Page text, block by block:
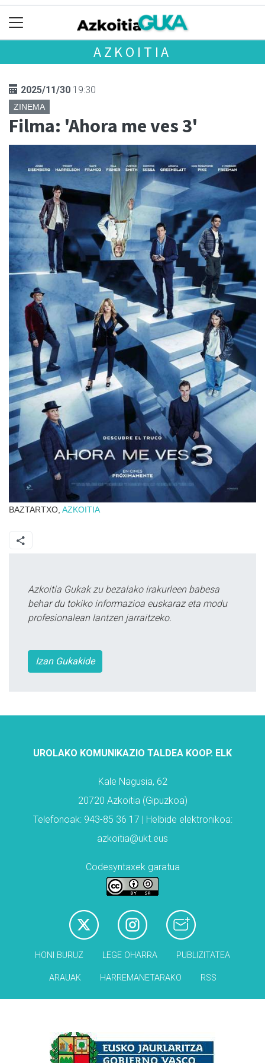
AZKOITIA
2025/11/30 19:30
ZINEMA
Filma: 'Ahora me ves 3'
BAZTARTXO, AZKOITIA
Azkoitia Gukak zu bezalako irakurleen babesa
behar du tokiko informazioa euskaraz eta modu
profesionalean lantzen jarraitzeko.
Izan Gukakide
UROLAKO KOMUNIKAZIO TALDEA KOOP. ELK
Kale Nagusia, 62
20720 Azkoitia (Gipuzkoa)
Telefonoak: 943-85 36 17 | Helbide elektronikoa:
azkoitia@ukt.eus
Codesyntaxek garatua
HONI BURUZ LEGE OHARRA PUBLIZITATEA
ARAUAK HARREMANETARAKO RSS